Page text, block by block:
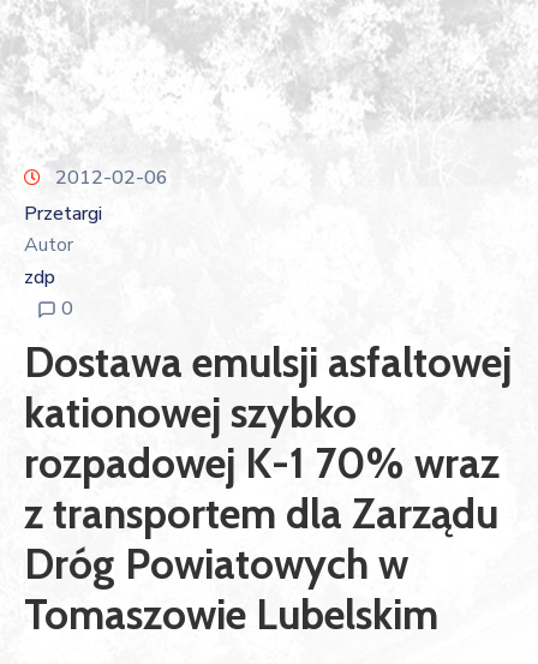
2012-02-06
Przetargi
Autor
zdp
0
Dostawa emulsji asfaltowej
kationowej szybko
rozpadowej K-1 70% wraz
z transportem dla Zarządu
Dróg Powiatowych w
Tomaszowie Lubelskim